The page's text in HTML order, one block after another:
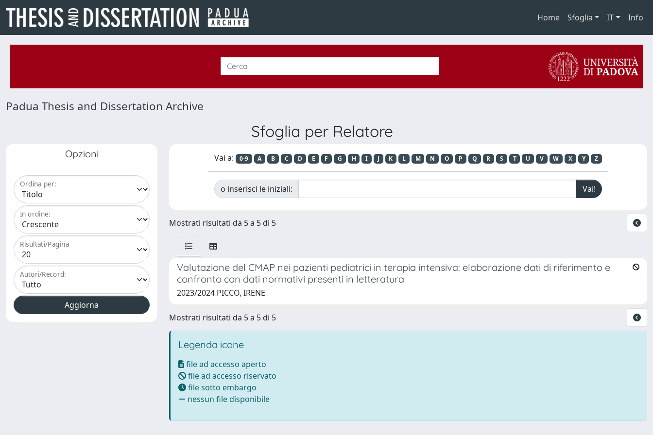
Home Sfoglia IT Info
Padua Thesis and Dissertation Archive
Sfoglia per Relatore
Opzioni
Ordina per:
In ordine:
Risultati/Pagina
Autori/Record:
Vai a: 0-9 A B C D E F G H I J K L M N O P Q R S T U V W X Y Z
o inserisci le iniziali:
Mostrati risultati da 5 a 5 di 5
Valutazione del CMAP nei pazienti pediatrici in terapia intensiva: elaborazione dati di riferimento e
confronto con dati normativi presenti in letteratura
2023/2024 PICCO, IRENE
Mostrati risultati da 5 a 5 di 5
Legenda icone
file ad accesso aperto
file ad accesso riservato
file sotto embargo
nessun file disponibile